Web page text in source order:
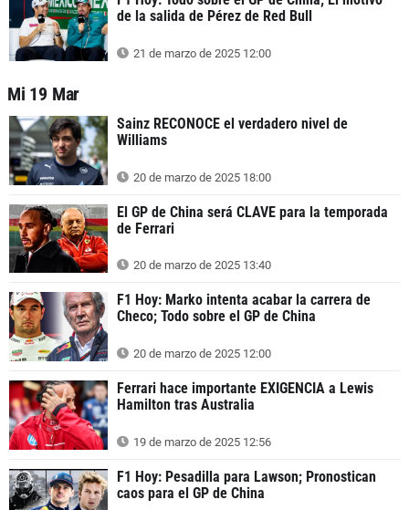
de la salida de Pérez de Red Bull
21 de marzo de 2025 12:00
Mi 19 Mar
Sainz RECONOCE el verdadero nivel de
Williams
20 de marzo de 2025 18:00
El GP de China será CLAVE para la temporada
de Ferrari
20 de marzo de 2025 13:40
F1 Hoy: Marko intenta acabar la carrera de
Checo; Todo sobre el GP de China
20 de marzo de 2025 12:00
Ferrari hace importante EXIGENCIA a Lewis
Hamilton tras Australia
19 de marzo de 2025 12:56
F1 Hoy: Pesadilla para Lawson; Pronostican
caos para el GP de China